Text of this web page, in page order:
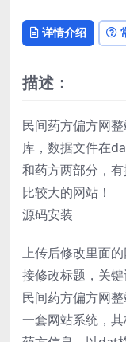
详情介绍
描述：
民间药方偏方网
库，数据文件在
和药方两部分，
比较大的网站！
源码安装
上传后修改里面
接修改标题，关键
民间药方偏方网
一套网站系统，